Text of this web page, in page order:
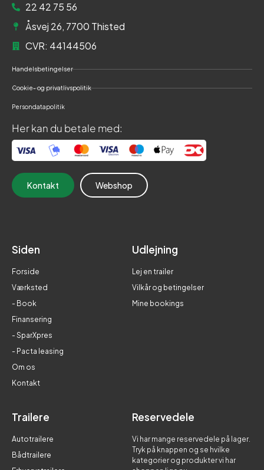
22 42 75 56
Åsvej 26, 7700 Thisted
CVR: 44144506
Handelsbetingelser
Cookie- og privatlivspolitik
Persondatapolitik
Her kan du betale med:
Kontakt Webshop
Siden
Forside
Værksted
- Book
Finansering
- SparXpres
- Pacta leasing
Om os
Kontakt
Udlejning
Lej en trailer
Vilkår og betingelser
Mine bookings
Trailere
Autotrailere
Bådtrailere
Reservedele
Vi har mange reservedele på lager.
Tryk på knappen og se hvilke
kategorier og produkter vi har